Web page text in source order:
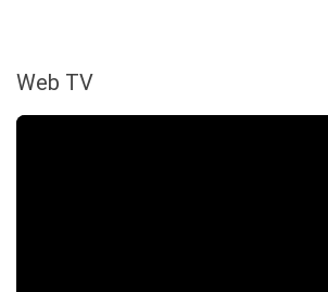
Web TV